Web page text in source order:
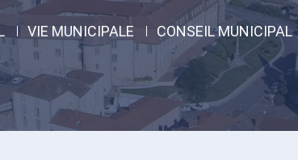
VIE MUNICIPALE CONSEIL MUNICIPAL